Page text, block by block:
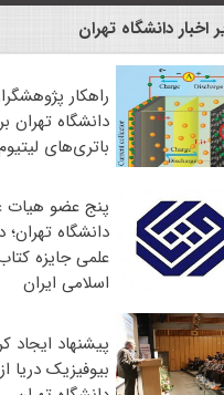
اخبار دانشگاه تهران
راهکار
دانشگاه تهران
باتری‌های
پنج عضو هیات
دانشگاه
علمی جایزه
اسلامی ایران
پیشنهاد
بیوفیزیک دریا